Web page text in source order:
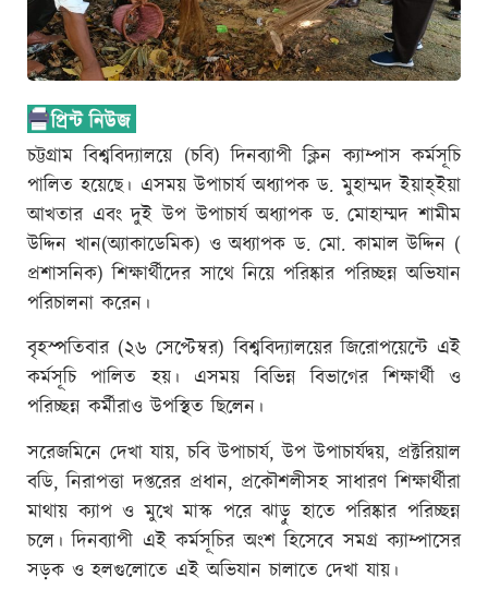
চট্টগ্রাম বিশ্ববিদ্যালয়ে (চবি) দিনব্যাপী ক্লিন ক্যাম্পাস কর্মসূচি
পালিত হয়েছে। এসময় উপাচার্য অধ্যাপক ড. মুহাম্মদ ইয়াহ্ইয়া
আখতার এবং দুই উপ উপাচার্য অধ্যাপক ড. মোহাম্মদ শামীম
উদ্দিন খান(অ্যাকাডেমিক) ও অধ্যাপক ড. মো. কামাল উদ্দিন (
প্রশাসনিক) শিক্ষার্থীদের সাথে নিয়ে পরিষ্কার পরিচ্ছন্ন অভিযান
পরিচালনা করেন।
বৃহস্পতিবার (২৬ সেপ্টেম্বর) বিশ্ববিদ্যালয়ের জিরোপয়েন্টে এই
কর্মসূচি পালিত হয়। এসময় বিভিন্ন বিভাগের শিক্ষার্থী ও
পরিচ্ছন্ন কর্মীরাও উপস্থিত ছিলেন।
সরেজমিনে দেখা যায়, চবি উপাচার্য, উপ উপাচার্যদ্বয়, প্রক্টরিয়াল
বডি, নিরাপত্তা দপ্তরের প্রধান, প্রকৌশলীসহ সাধারণ শিক্ষার্থীরা
মাথায় ক্যাপ ও মুখে মাস্ক পরে ঝাড়ু হাতে পরিষ্কার পরিচ্ছন্ন
চলে। দিনব্যাপী এই কর্মসূচির অংশ হিসেবে সমগ্র ক্যাম্পাসের
সড়ক ও হলগুলোতে এই অভিযান চালাতে দেখা যায়।